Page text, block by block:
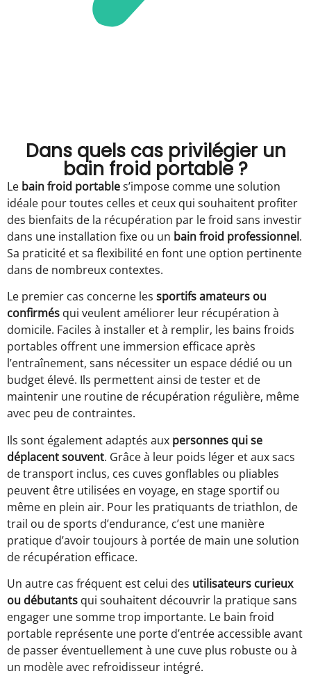
Dans quels cas privilégier un
bain froid portable ?
Le bain froid portables’impose comme une solution
idéale pour toutes celles et ceux qui souhaitent profiter
des bienfaits de la récupération par le froid sans investir
dans une installation fixe ou un bain froid professionnel.
Sa praticité et sa flexibilité en font une option pertinente
dans de nombreux contextes.
Le premier cas concerne les sportifs amateurs ou
confirmés qui veulent améliorer leur récupération à
domicile. Faciles à installer et à remplir, les bains froids
portables offrent une immersion efficace après
l’entraînement, sans nécessiter un espace dédié ou un
budget élevé. Ils permettent ainsi de tester et de
maintenir une routine de récupération régulière, même
avec peu de contraintes.
Ils sont également adaptés aux personnes qui se
déplacent souvent. Grâce à leur poids léger et aux sacs
de transport inclus, ces cuves gonflables ou pliables
peuvent être utilisées en voyage, en stage sportif ou
même en plein air. Pour les pratiquants de triathlon, de
trail ou de sports d’endurance, c’est une manière
pratique d’avoir toujours à portée de main une solution
de récupération efficace.
Un autre cas fréquent est celui des utilisateurs curieux
ou débutants qui souhaitent découvrir la pratique sans
engager une somme trop importante. Le bain froid
portable représente une porte d’entrée accessible avant
de passer éventuellement à une cuve plus robuste ou à
un modèle avec refroidisseur intégré.